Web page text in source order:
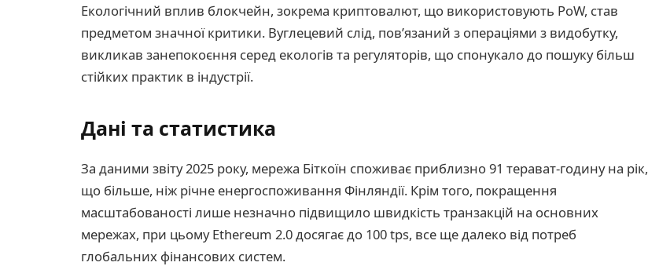
Екологічний вплив блокчейн, зокрема криптовалют, що використовують PoW, став
предметом значної критики. Вуглецевий слід, пов’язаний з операціями з видобутку,
викликав занепокоєння серед екологів та регуляторів, що спонукало до пошуку більш
стійких практик в індустрії.
Дані та статистика
За даними звіту 2025 року, мережа Біткоїн споживає приблизно 91 терават-годину на рік,
що більше, ніж річне енергоспоживання Фінляндії. Крім того, покращення
масштабованості лише незначно підвищило швидкість транзакцій на основних
мережах, при цьому Ethereum 2.0 досягає до 100 tps, все ще далеко від потреб
глобальних фінансових систем.